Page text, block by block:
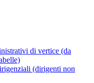
di vertice (da
(dirigenti non